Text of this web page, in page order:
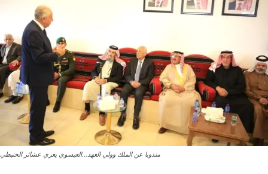
مندوبا عن الملك وولي العهد...العيسوي يعزي عشائر الحنيطي